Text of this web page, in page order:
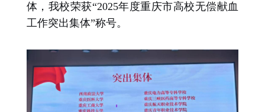
体，我校荣获“2025年度重庆市高校无偿献血
工作突出集体”称号。